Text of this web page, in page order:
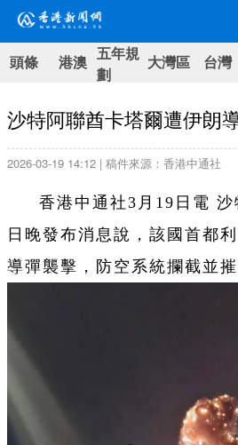
頭條 港澳 五年規
劃
大灣區 台灣
沙特阿聯酋卡塔爾遭伊朗
2026-03-19 14:12 | 稿件來源：香港中通社
香港中通社3月19日電
日晚發布消息說，該國首都
導彈襲擊，防空系統攔截並